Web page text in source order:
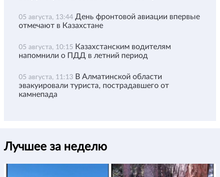
05 августа, 13:44 День фронтовой авиации впервые
отмечают в Казахстане
05 августа, 10:15 Казахстанским водителям
напомнили о ПДД в летний период
05 августа, 11:13 В Алматинской области
эвакуировали туриста, пострадавшего от
камнепада
Лучшее за неделю